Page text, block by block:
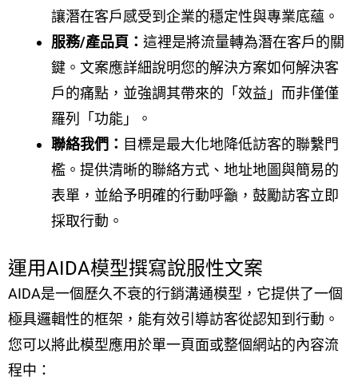
讓潛在客戶感受到企業的穩定性與專業底蘊。
服務/產品頁： 這裡是將流量轉為潛在客戶的關
鍵。文案應詳細說明您的解決方案如何解決客
戶的痛點，並強調其帶來的「效益」而非僅僅
羅列「功能」。
聯絡我們： 目標是最大化地降低訪客的聯繫門
檻。提供清晰的聯絡方式、地址地圖與簡易的
表單，並給予明確的行動呼籲，鼓勵訪客立即
採取行動。
運用AIDA模型撰寫說服性文案
AIDA是一個歷久不衰的行銷溝通模型，它提供了一個
極具邏輯性的框架，能有效引導訪客從認知到行動。
您可以將此模型應用於單一頁面或整個網站的內容流
程中：